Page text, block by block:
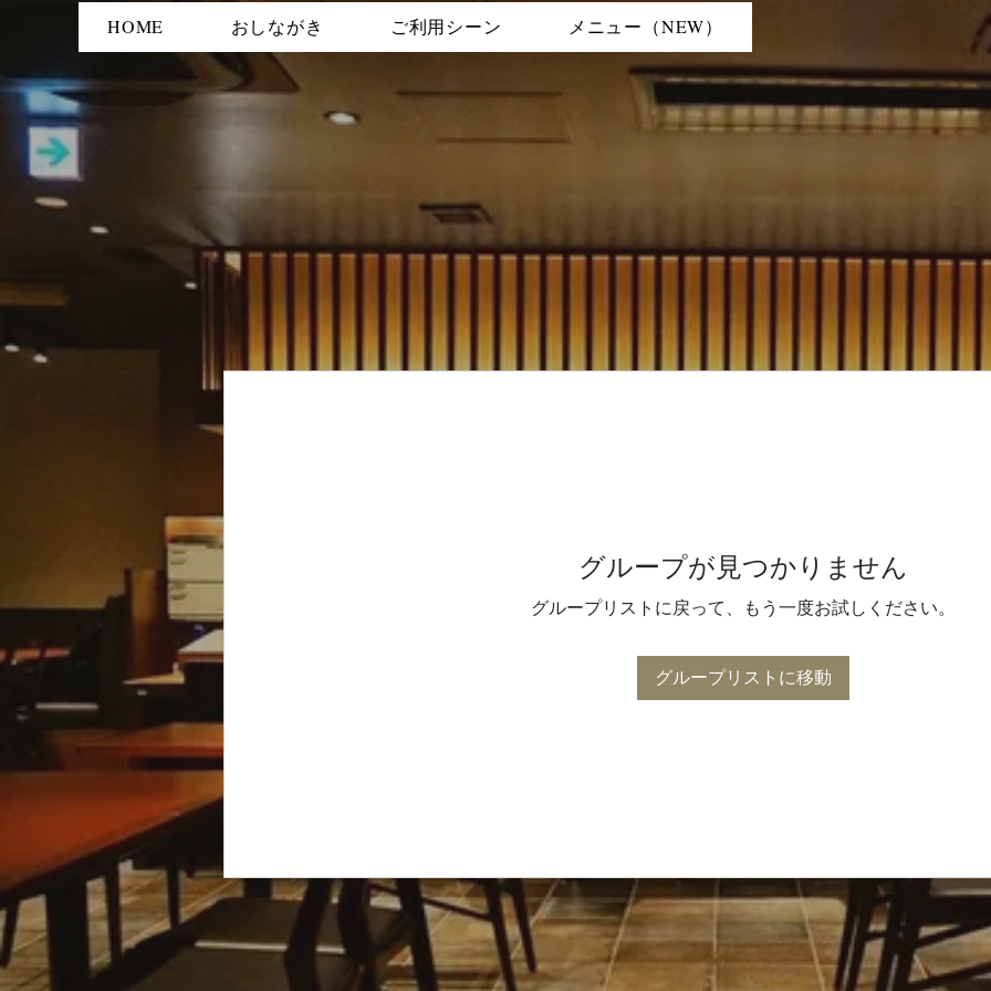
HOME おしながき ご利用シーン メニュー（NEW）
グループが見つかりません
グループリストに戻って、もう一度お試しください。
グループリストに移動